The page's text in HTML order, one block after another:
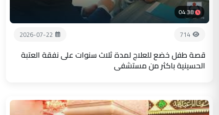
04:38
714
2026-07-22
قصة طفل خضع للعلاج لمدة ثلاث سنوات على نفقة العتبة
الحسينية باكثر من مستشفى